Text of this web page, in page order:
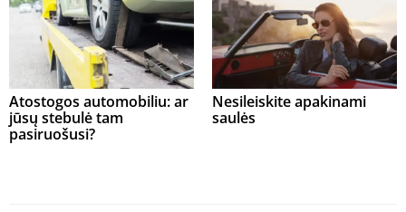
Atostogos automobiliu: ar
jūsų stebulė tam
pasiruošusi?
Nesileiskite apakinami
saulės